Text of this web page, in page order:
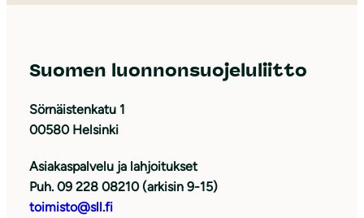
Suomen luonnonsuojeluliitto
Sörnäistenkatu 1
00580 Helsinki
Asiakaspalvelu ja lahjoitukset
Puh. 09 228 08210 (arkisin 9-15)
toimisto@sll.fi